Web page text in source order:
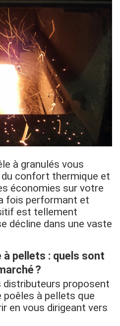
à granulés vous
confort thermique et
économies sur votre
fois performant et
est tellement
décline dans une vaste
à pellets : quels sont
?
distributeurs proposent
poêles à pellets que
en vous dirigeant vers